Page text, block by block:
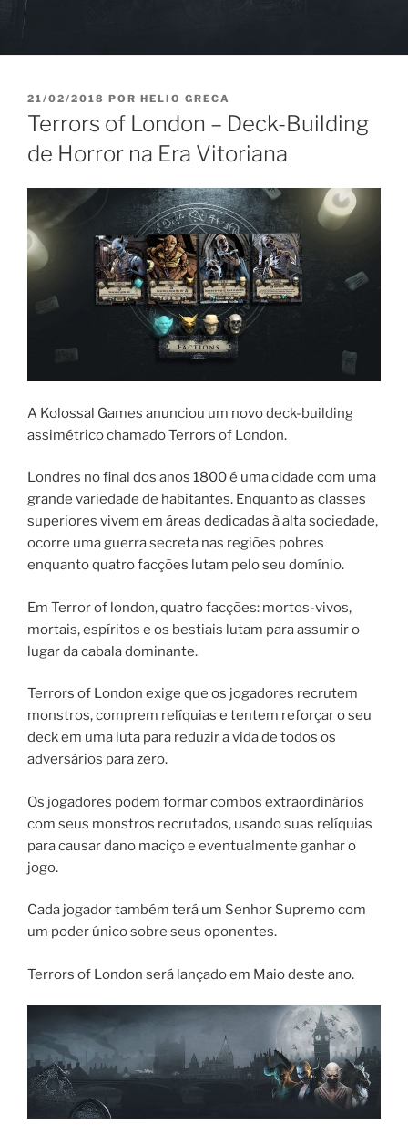
PUBLICADO
EM
21/02/2018 POR HELIO GRECA
Terrors of London – Deck-Building
de Horror na Era Vitoriana
A Kolossal Games anunciou um novo deck-building
assimétrico chamado Terrors of London.
Londres no final dos anos 1800 é uma cidade com uma
grande variedade de habitantes. Enquanto as classes
superiores vivem em áreas dedicadas à alta sociedade,
ocorre uma guerra secreta nas regiões pobres
enquanto quatro facções lutam pelo seu domínio.
Em Terror of london, quatro facções: mortos-vivos,
mortais, espíritos e os bestiais lutam para assumir o
lugar da cabala dominante.
Terrors of London exige que os jogadores recrutem
monstros, comprem relíquias e tentem reforçar o seu
deck em uma luta para reduzir a vida de todos os
adversários para zero.
Os jogadores podem formar combos extraordinários
com seus monstros recrutados, usando suas relíquias
para causar dano maciço e eventualmente ganhar o
jogo.
Cada jogador também terá um Senhor Supremo com
um poder único sobre seus oponentes.
Terrors of London será lançado em Maio deste ano.